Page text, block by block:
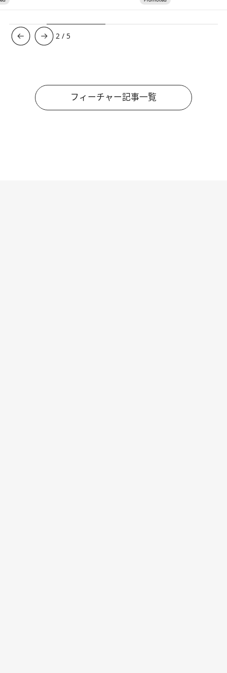
3 / 5
フィーチャー記事一覧